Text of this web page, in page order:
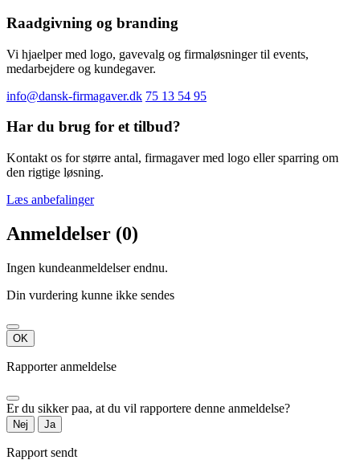
Raadgivning og branding
Vi hjaelper med logo, gavevalg og firmaløsninger til events,
medarbejdere og kundegaver.
info@dansk-firmagaver.dk 75 13 54 95
Har du brug for et tilbud?
Kontakt os for større antal, firmagaver med logo eller sparring om
den rigtige løsning.
Læs anbefalinger
Anmeldelser (0)
Ingen kundeanmeldelser endnu.
Din vurdering kunne ikke sendes
OK
Rapporter anmeldelse
Er du sikker paa, at du vil rapportere denne anmeldelse?
Nej Ja
Rapport sendt